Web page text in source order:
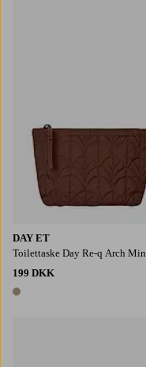
DAY ET
Toilettaske Day Re-q Arch
199 DKK
1 farve